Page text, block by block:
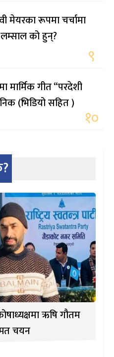
मेयरका रूपमा चर्चामा
को हुन्?
९
मार्मिक गीत “परदेशी
(भिडियो सहित )
१०
ऋषि गौतम
चयन